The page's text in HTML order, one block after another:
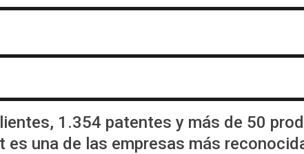
1.354 patentes y más de 50
es una de las empresas más